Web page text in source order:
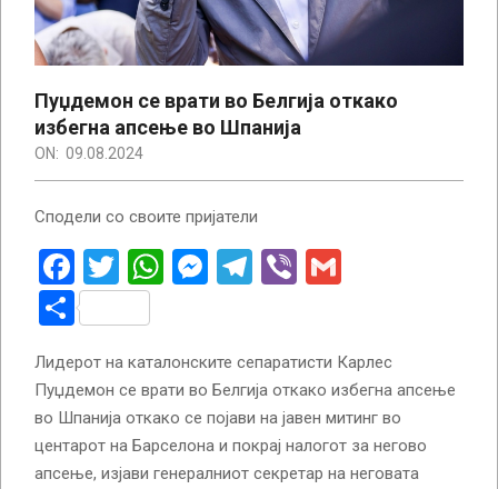
Пуџдемон се врати во Белгија откако
избегна апсење во Шпанија
ON: 09.08.2024
Сподели со своите пријатели
Facebook
Twitter
WhatsApp
Messenger
Telegram
Viber
Share
Лидерот на каталонските сепаратисти Карлес
Пуџдемон се врати во Белгија откако избегна апсење
во Шпанија откако се појави на јавен митинг во
центарот на Барселона и покрај налогот за негово
апсење, изјави генералниот секретар на неговата